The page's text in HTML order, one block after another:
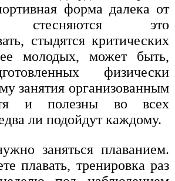
форма далека от
стесняются это
стыдятся критических
молодых, может быть,
физически
занятия организованным
и полезны во всех
ли подойдут каждому.
заняться плаванием.
плавать, тренировка раз